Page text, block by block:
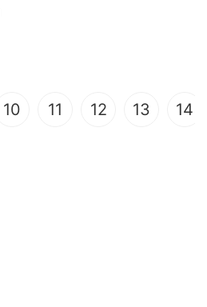
10 11 12 13 14